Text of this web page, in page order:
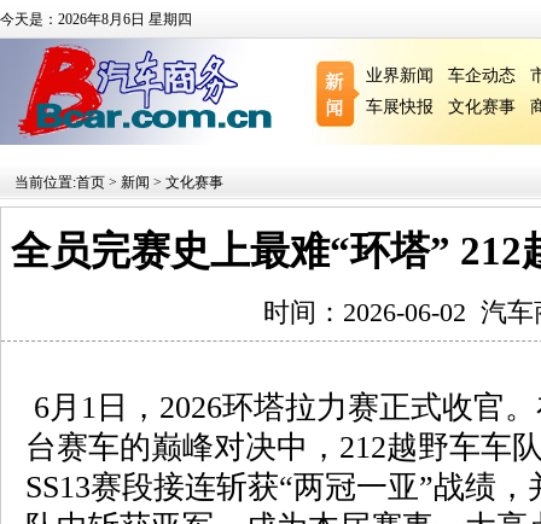
今天是：2026年8月6日 星期四
业界新闻 车企动态
车展快报
文化赛事
当前位置:首页 > 新闻 > 文化赛事
全员完赛史上最难“环塔”
时间：2026-06-02 汽车
6月1日，2026环塔拉力赛正式收官
台赛车的巅峰对决中，212越野车车
SS13赛段接连斩获“两冠一亚”战绩